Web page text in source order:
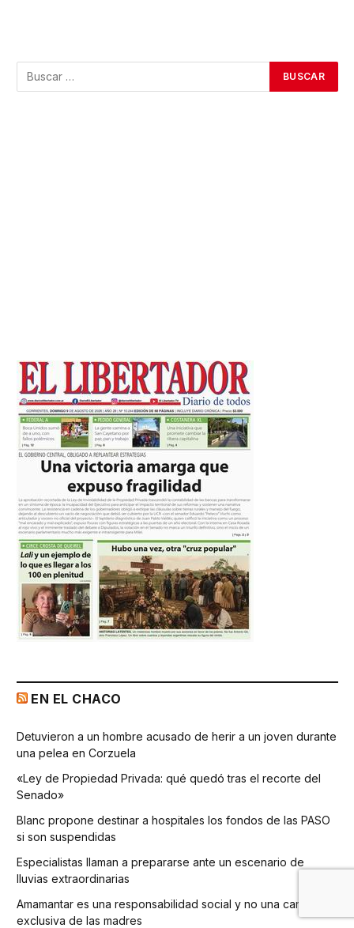
EN EL CHACO
Detuvieron a un hombre acusado de herir a un joven durante
una pelea en Corzuela
«Ley de Propiedad Privada: qué quedó tras el recorte del
Senado»
Blanc propone destinar a hospitales los fondos de las PASO
si son suspendidas
Especialistas llaman a prepararse ante un escenario de
lluvias extraordinarias
Amamantar es una responsabilidad social y no una carga
exclusiva de las madres